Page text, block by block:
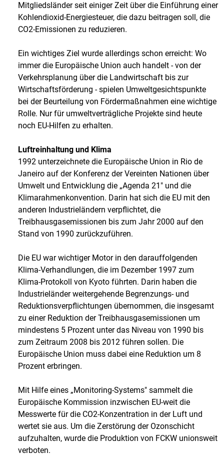
Mitgliedsländer seit einiger Zeit über die Einführung einer
Kohlendioxid-Energiesteuer, die dazu beitragen soll, die
CO2-Emissionen zu reduzieren.
Ein wichtiges Ziel wurde allerdings schon erreicht: Wo
immer die Europäische Union auch handelt - von der
Verkehrsplanung über die Landwirtschaft bis zur
Wirtschaftsförderung - spielen Umweltgesichtspunkte
bei der Beurteilung von Fördermaßnahmen eine wichtige
Rolle. Nur für umweltverträgliche Projekte sind heute
noch EU-Hilfen zu erhalten.
Luftreinhaltung und Klima
1992 unterzeichnete die Europäische Union in Rio de
Janeiro auf der Konferenz der Vereinten Nationen über
Umwelt und Entwicklung die „Agenda 21" und die
Klimarahmenkonvention. Darin hat sich die EU mit den
anderen Industrieländern verpflichtet, die
Treibhausgasemissionen bis zum Jahr 2000 auf den
Stand von 1990 zurückzuführen.
Die EU war wichtiger Motor in den darauffolgenden
Klima-Verhandlungen, die im Dezember 1997 zum
Klima-Protokoll von Kyoto führten. Darin haben die
Industrieländer weitergehende Begrenzungs- und
Reduktionsverpflichtungen übernommen, die insgesamt
zu einer Reduktion der Treibhausgasemissionen um
mindestens 5 Prozent unter das Niveau von 1990 bis
zum Zeitraum 2008 bis 2012 führen sollen. Die
Europäische Union muss dabei eine Reduktion um 8
Prozent erbringen.
Mit Hilfe eines „Monitoring-Systems" sammelt die
Europäische Kommission inzwischen EU-weit die
Messwerte für die CO2-Konzentration in der Luft und
wertet sie aus. Um die Zerstörung der Ozonschicht
aufzuhalten, wurde die Produktion von FCKW unionsweit
verboten.